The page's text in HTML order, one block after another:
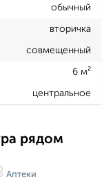
обычный
вторичка
совмещенный
6 м²
центральное
рядом
Аптеки